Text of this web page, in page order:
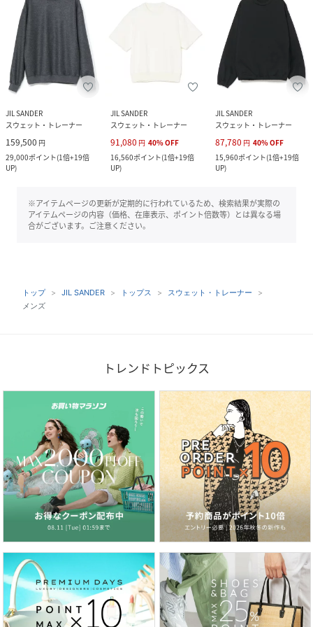
JIL SANDER
スウェット・トレーナー
159,500 円
29,000ポイント(1倍+19倍
UP)
JIL SANDER
スウェット・トレーナー
91,080 円 40%OFF
16,560ポイント(1倍+19倍
UP)
JIL SANDER
スウェット・トレーナー
87,780 円 40%OFF
15,960ポイント(1倍+19倍
UP)
※アイテムページの更新が定期的に行われているため、検索結果が実際の
アイテムページの内容（価格、在庫表示、ポイント倍数等）とは異なる場
合がございます。ご注意ください。
トップ JIL SANDER トップス
スウェット・トレーナー
メンズ
トレンドトピックス